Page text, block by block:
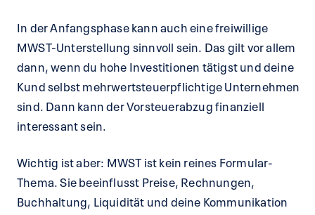
In der Anfangsphase kann auch eine freiwillige
MWST-Unterstellung sinnvoll sein. Das gilt vor allem
dann, wenn du hohe Investitionen tätigst und deine
Kund selbst mehrwertsteuerpflichtige Unternehmen
sind. Dann kann der Vorsteuerabzug finanziell
interessant sein.
Wichtig ist aber: MWST ist kein reines Formular-
Thema. Sie beeinflusst Preise, Rechnungen,
Buchhaltung, Liquidität und deine Kommunikation